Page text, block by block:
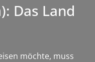
Das Land
möchte, muss